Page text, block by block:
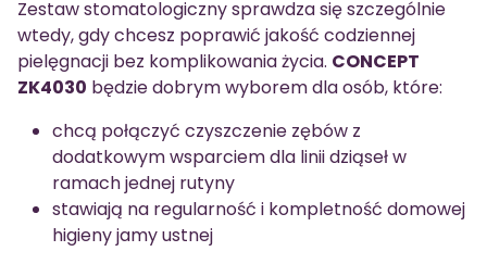
Zestaw stomatologiczny sprawdza się szczególnie
wtedy, gdy chcesz poprawić jakość codziennej
pielęgnacji bez komplikowania życia. CONCEPT
ZK4030 będzie dobrym wyborem dla osób, które:
chcą połączyć czyszczenie zębów z
dodatkowym wsparciem dla linii dziąseł w
ramach jednej rutyny
stawiają na regularność i kompletność domowej
higieny jamy ustnej